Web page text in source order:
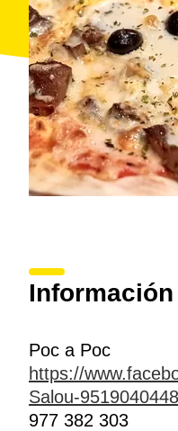
Poc a Poc
https://
Salou-
977 382 303